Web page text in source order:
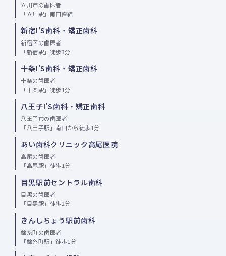
立川市の歯医者
「立川駅」南口直結
新宿I'S歯科・矯正歯科
新宿区の歯医者
「新宿駅」徒歩3分
十条I’S歯科・矯正歯科
十条の歯医者
「十条駅」徒歩1分
八王子I’S歯科・矯正歯科
八王子市の歯医者
「八王子駅」南口から徒歩1分
あい歯科クリニック高尾医院
高尾の歯医者
「高尾駅」徒歩1分
目黒駅前セントラル歯科
目黒の歯医者
「目黒駅」徒歩2分
きんしちょう駅前歯科
錦糸町の歯医者
「錦糸町駅」徒歩1分